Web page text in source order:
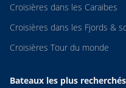
Croisières dans les Caraibes
Croisières dans les Fjords &
Croisières Tour du monde
Bateaux les plus recherchés